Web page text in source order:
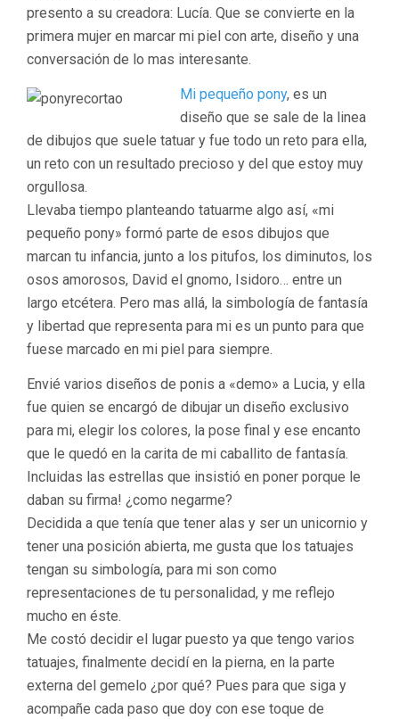
presento a su creadora: Lucía. Que se convierte en la
primera mujer en marcar mi piel con arte, diseño y una
conversación de lo mas interesante.
Mi pequeño pony, es un
diseño que se sale de la linea
de dibujos que suele tatuar y fue todo un reto para ella,
un reto con un resultado precioso y del que estoy muy
orgullosa.
Llevaba tiempo planteando tatuarme algo así, «mi
pequeño pony» formó parte de esos dibujos que
marcan tu infancia, junto a los pitufos, los diminutos, los
osos amorosos, David el gnomo, Isidoro… entre un
largo etcétera. Pero mas allá, la simbología de fantasía
y libertad que representa para mi es un punto para que
fuese marcado en mi piel para siempre.
Envié varios diseños de ponis a «demo» a Lucia, y ella
fue quien se encargó de dibujar un diseño exclusivo
para mi, elegir los colores, la pose final y ese encanto
que le quedó en la carita de mi caballito de fantasía.
Incluidas las estrellas que insistió en poner porque le
daban su firma! ¿como negarme?
Decidida a que tenía que tener alas y ser un unicornio y
tener una posición abierta, me gusta que los tatuajes
tengan su simbología, para mi son como
representaciones de tu personalidad, y me reflejo
mucho en éste.
Me costó decidir el lugar puesto ya que tengo varios
tatuajes, finalmente decidí en la pierna, en la parte
externa del gemelo ¿por qué? Pues para que siga y
acompañe cada paso que doy con ese toque de